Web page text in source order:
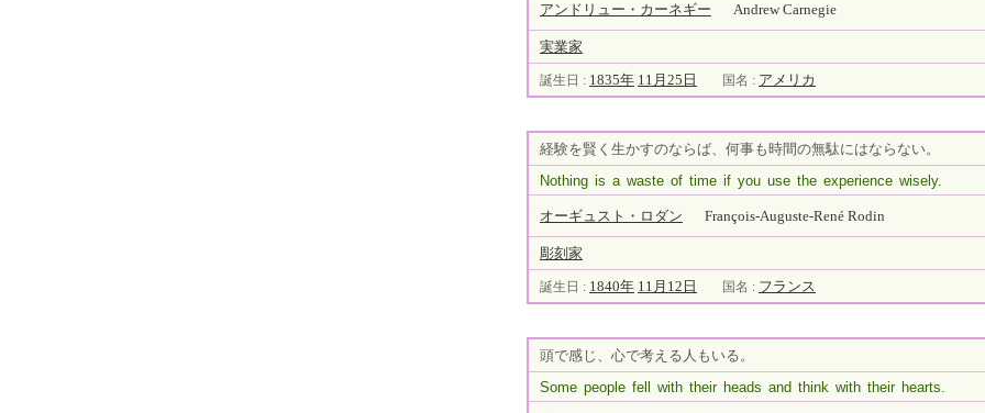
アンドリュー・カーネギー Andrew Carnegie
実業家
誕生日 : 1835年 11月25日 国名 : アメリカ
経験を賢く生かすのならば、何事も時間の無駄にはならない。
Nothing is a waste of time if you use the experience wisely.
オーギュスト・ロダン François-Auguste-René Rodin
彫刻家
誕生日 : 1840年 11月12日 国名 : フランス
頭で感じ、心で考える人もいる。
Some people fell with their heads and think with their hearts.